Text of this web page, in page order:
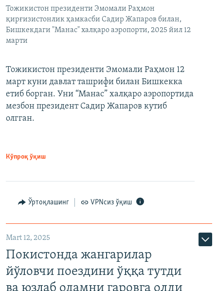
Тожикистон президенти Эмомали Раҳмон
қирғизистонлик ҳамкасби Садир Жапаров билан,
Бишкекдаги "Манас" халқаро аэропорти, 2025 йил 12
марти
Тожикистон президенти Эмомали Раҳмон 12
март куни давлат ташрифи билан Бишкекка
етиб борган. Уни “Манас” халқаро аэропортида
мезбон президент Садир Жапаров кутиб
олгган.
Кўпроқ ўқиш
Ўртоқлашинг VPNсиз ўқиш
Mart 12, 2025
Покистонда жангарилар
йўловчи поездини ўққа тутди
ва юзлаб одамни гаровга олди